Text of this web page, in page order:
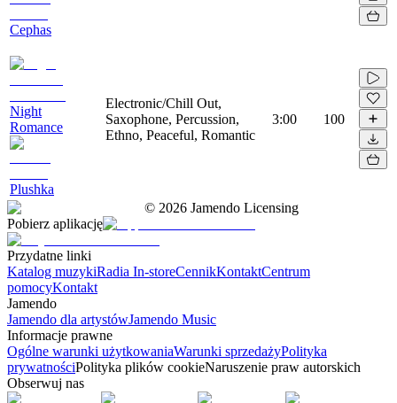
Cephas
Night
Romance
Plushka
Electronic/Chill Out,
Saxophone, Percussion,
Ethno, Peaceful, Romantic
3:00 100
© 2026 Jamendo Licensing
Pobierz aplikację
Przydatne linki
Katalog muzykiRadia In-storeCennikKontaktCentrum
pomocyKontakt
Jamendo
Jamendo dla artystówJamendo Music
Informacje prawne
Ogólne warunki użytkowaniaWarunki sprzedażyPolityka
prywatnościPolityka plików cookieNaruszenie praw autorskich
Obserwuj nas